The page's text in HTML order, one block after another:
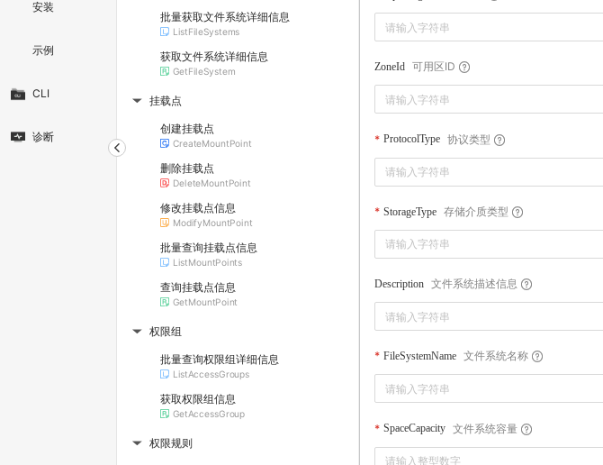
安装
示例
CLI
诊断
批量获取文件系统详细信息
ListFileSystems
获取文件系统详细信息
GetFileSystem
▶ 挂载点
创建挂载点
CreateMountPoint
删除挂载点
DeleteMountPoint
修改挂载点信息
ModifyMountPoint
批量查询挂载点信息
ListMountPoints
查询挂载点信息
GetMountPoint
▶ 权限组
批量查询权限组详细信息
ListAccessGroups
获取权限组信息
GetAccessGroup
▶ 权限规则
ZoneId 可用区ID
ProtocolType 协议类型
StorageType 存储介质类型
Description 文件系统描述信息
FileSystemName 文件系统名称
SpaceCapacity 文件系统容量